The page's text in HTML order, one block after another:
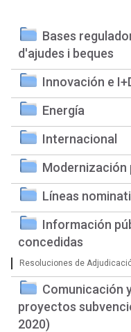
Bases
d'ajudes i beques
Innovación e
Energía
Internacional
Modernización
Líneas
Información
concedidas
Resoluciones de
Comunicación
proyectos
2020)